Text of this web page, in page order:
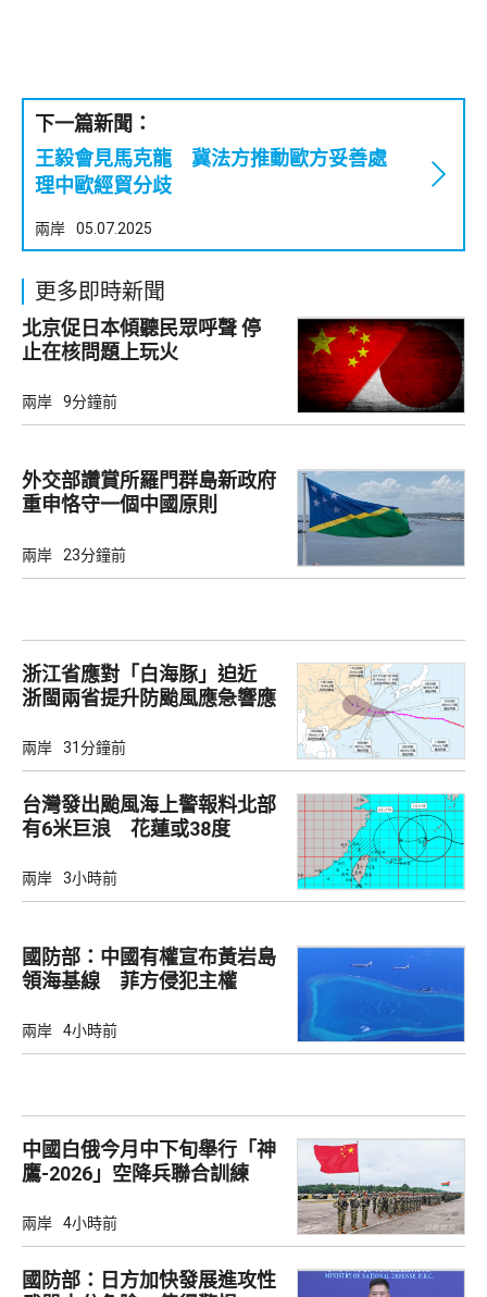
下一篇新聞：
王毅會見馬克龍 冀法方推動歐方妥善處
理中歐經貿分歧
兩岸 05.07.2025
更多即時新聞
北京促日本傾聽民眾呼聲 停
止在核問題上玩火
兩岸 9分鐘前
外交部讚賞所羅門群島新政府
重申恪守一個中國原則
兩岸 23分鐘前
浙江省應對「白海豚」迫近
浙閩兩省提升防颱風應急響應
兩岸 31分鐘前
台灣發出颱風海上警報料北部
有6米巨浪 花蓮或38度
兩岸 3小時前
國防部：中國有權宣布黃岩島
領海基線 菲方侵犯主權
兩岸 4小時前
中國白俄今月中下旬舉行「神
鷹-2026」空降兵聯合訓練
兩岸 4小時前
國防部：日方加快發展進攻性